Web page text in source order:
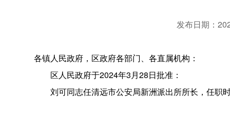
发布日期：
各镇人民政府 ， 区政府各部门、各直属机构：
区人民政府于2024年3月28日批准：
刘可同志任清远市公安局新洲派出所所长 ， 任职